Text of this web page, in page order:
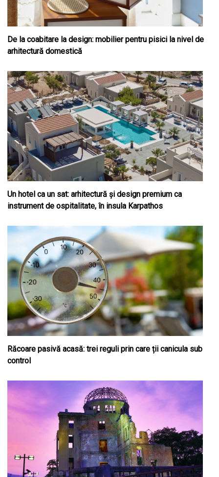
De la coabitare la design: mobilier pentru pisici la nivel de
arhitectură domestică
Un hotel ca un sat: arhitectură și design premium ca
instrument de ospitalitate, în insula Karpathos
Răcoare pasivă acasă: trei reguli prin care ții canicula sub
control